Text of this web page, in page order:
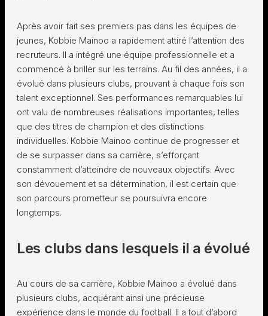
Après avoir fait ses premiers pas dans les équipes de
jeunes, Kobbie Mainoo a rapidement attiré l’attention des
recruteurs. Il a intégré une équipe professionnelle et a
commencé à briller sur les terrains. Au fil des années, il a
évolué dans plusieurs clubs, prouvant à chaque fois son
talent exceptionnel. Ses performances remarquables lui
ont valu de nombreuses réalisations importantes, telles
que des titres de champion et des distinctions
individuelles. Kobbie Mainoo continue de progresser et
de se surpasser dans sa carrière, s’efforçant
constamment d’atteindre de nouveaux objectifs. Avec
son dévouement et sa détermination, il est certain que
son parcours prometteur se poursuivra encore
longtemps.
Les clubs dans lesquels il a évolué
Au cours de sa carrière, Kobbie Mainoo a évolué dans
plusieurs clubs, acquérant ainsi une précieuse
expérience dans le monde du football. Il a tout d’abord